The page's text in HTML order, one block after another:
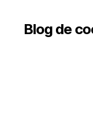
Blog de